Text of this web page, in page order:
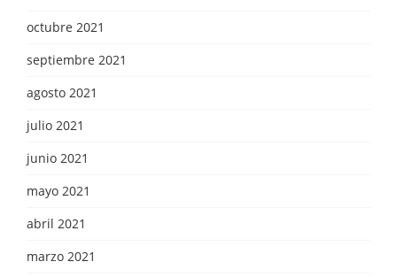
octubre 2021
septiembre 2021
agosto 2021
julio 2021
junio 2021
mayo 2021
abril 2021
marzo 2021